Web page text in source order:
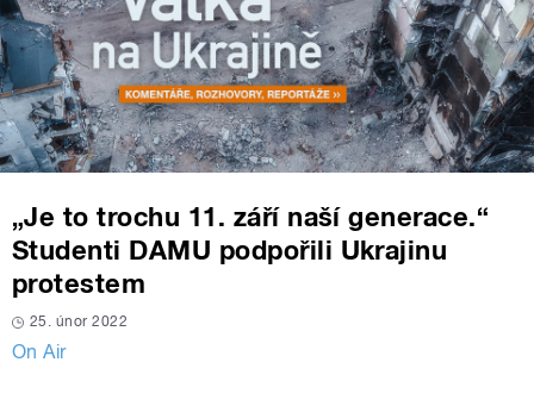
„Je to trochu 11. září naší generace.“
Studenti DAMU podpořili Ukrajinu
protestem
25. únor 2022
On Air